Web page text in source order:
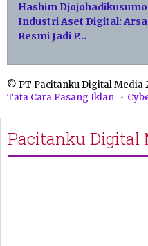
Hashim
Industri Aset Digital:
Resmi Jadi P…
© PT Pacitanku Digital Media
Tata Cara Pasang Iklan
Pacitanku Digital